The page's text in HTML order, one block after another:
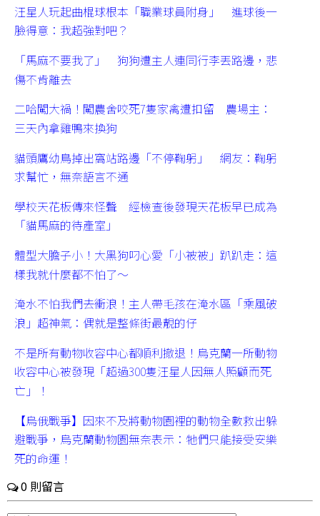
汪星人玩起曲棍球根本「職業球員附身」 進球後一
臉得意：我超強對吧？
「馬麻不要我了」 狗狗遭主人連同行李丟路邊，悲
傷不肯離去
二哈闖大禍！闖農舍咬死7隻家禽遭扣留 農場主：
三天內拿雞鴨來換狗
貓頭鷹幼鳥掉出窩站路邊「不停鞠躬」 網友：鞠躬
求幫忙，無奈語言不通
學校天花板傳來怪聲 經檢查後發現天花板早已成為
「貓馬麻的待產室」
體型大膽子小！大黑狗叼心愛「小被被」趴趴走：這
樣我就什麼都不怕了～
淹水不怕我們去衝浪！主人帶毛孩在淹水區「乘風破
浪」超神氣：偶就是整條街最靚的仔
不是所有動物收容中心都順利撤退！烏克蘭一所動物
收容中心被發現「超過300隻汪星人因無人照顧而死
亡」！
【烏俄戰爭】因來不及將動物園裡的動物全數救出躲
避戰爭，烏克蘭動物園無奈表示：牠們只能接受安樂
死的命運！